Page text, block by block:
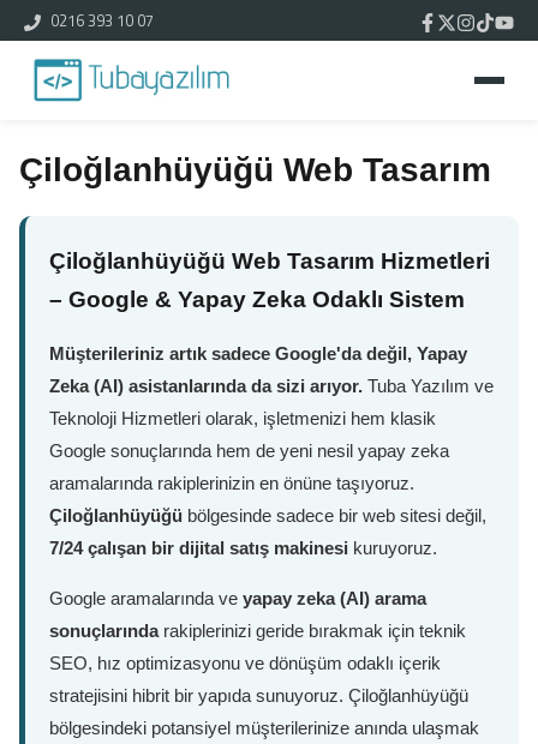
0216 393 10 07
Çiloğlanhüyüğü Web Tasarım
Çiloğlanhüyüğü Web Tasarım Hizmetleri
– Google & Yapay Zeka Odaklı Sistem
Müşterileriniz artık sadece Google'da değil, Yapay
Zeka (AI) asistanlarında da sizi arıyor. Tuba Yazılım ve
Teknoloji Hizmetleri olarak, işletmenizi hem klasik
Google sonuçlarında hem de yeni nesil yapay zeka
aramalarında rakiplerinizin en önüne taşıyoruz.
Çiloğlanhüyüğü bölgesinde sadece bir web sitesi değil,
7/24 çalışan bir dijital satış makinesi kuruyoruz.
Google aramalarında ve yapay zeka (AI) arama
sonuçlarındarakiplerinizi geride bırakmak için teknik
SEO, hız optimizasyonu ve dönüşüm odaklı içerik
stratejisini hibrit bir yapıda sunuyoruz. Çiloğlanhüyüğü
bölgesindeki potansiyel müşterilerinize anında ulaşmak